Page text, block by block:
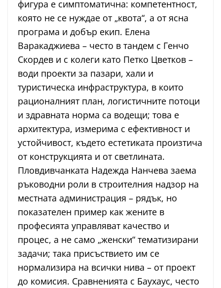
фигура е симптоматична: компетентност,
която не се нуждае от „квота“, а от ясна
програма и добър екип. Елена
Варакаджиева – често в тандем с Генчо
Скордев и с колеги като Петко Цветков –
води проекти за пазари, хали и
туристическа инфраструктура, в които
рационалният план, логистичните потоци
и здравната норма са водещи; това е
архитектура, измерима с ефективност и
устойчивост, където естетиката произтича
от конструкцията и от светлината.
Пловдивчанката Надежда Нанчева заема
ръководни роли в строителния надзор на
местната администрация – рядък, но
показателен пример как жените в
професията управляват качество и
процес, а не само „женски“ тематизирани
задачи; така присъствието им се
нормализира на всички нива – от проект
до комисия. Сравненията с Баухаус, често